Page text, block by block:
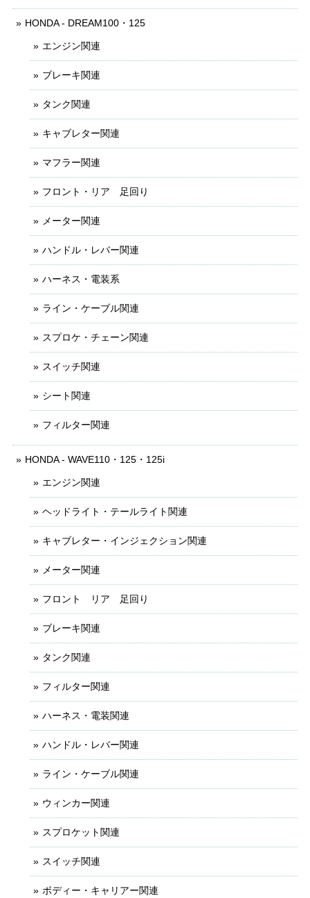
HONDA - DREAM100・125
エンジン関連
ブレーキ関連
タンク関連
キャブレター関連
マフラー関連
フロント・リア 足回り
メーター関連
ハンドル・レバー関連
ハーネス・電装系
ライン・ケーブル関連
スプロケ・チェーン関連
スイッチ関連
シート関連
フィルター関連
HONDA - WAVE110・125・125i
エンジン関連
ヘッドライト・テールライト関連
キャブレター・インジェクション関連
メーター関連
フロント リア 足回り
ブレーキ関連
タンク関連
フィルター関連
ハーネス・電装関連
ハンドル・レバー関連
ライン・ケーブル関連
ウィンカー関連
スプロケット関連
スイッチ関連
ボディー・キャリアー関連